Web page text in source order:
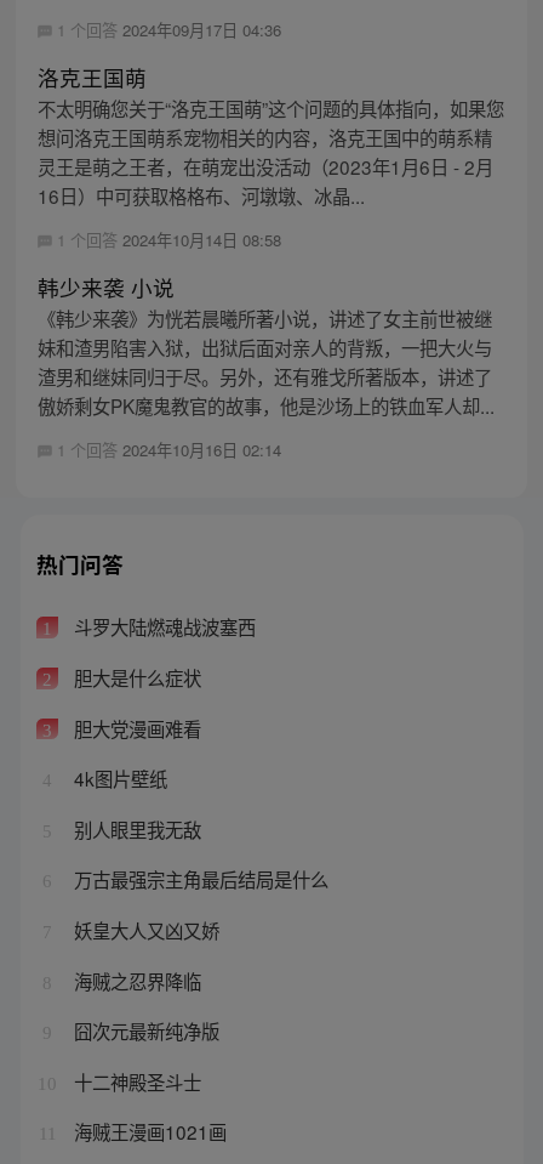
1 个回答 2024年09月17日 04:36
洛克王国萌
不太明确您关于“洛克王国萌”这个问题的具体指向，如果您
想问洛克王国萌系宠物相关的内容，洛克王国中的萌系精
灵王是萌之王者，在萌宠出没活动（2023年1月6日 - 2月
16日）中可获取格格布、河墩墩、冰晶...
1 个回答 2024年10月14日 08:58
韩少来袭 小说
《韩少来袭》为恍若晨曦所著小说，讲述了女主前世被继
妹和渣男陷害入狱，出狱后面对亲人的背叛，一把大火与
渣男和继妹同归于尽。另外，还有雅戈所著版本，讲述了
傲娇剩女PK魔鬼教官的故事，他是沙场上的铁血军人却...
1 个回答 2024年10月16日 02:14
热门问答
1 斗罗大陆燃魂战波塞西
2 胆大是什么症状
3 胆大党漫画难看
4 4k图片壁纸
5 别人眼里我无敌
6 万古最强宗主角最后结局是什么
7 妖皇大人又凶又娇
8 海贼之忍界降临
9 囧次元最新纯净版
10 十二神殿圣斗士
海贼王漫画1021画